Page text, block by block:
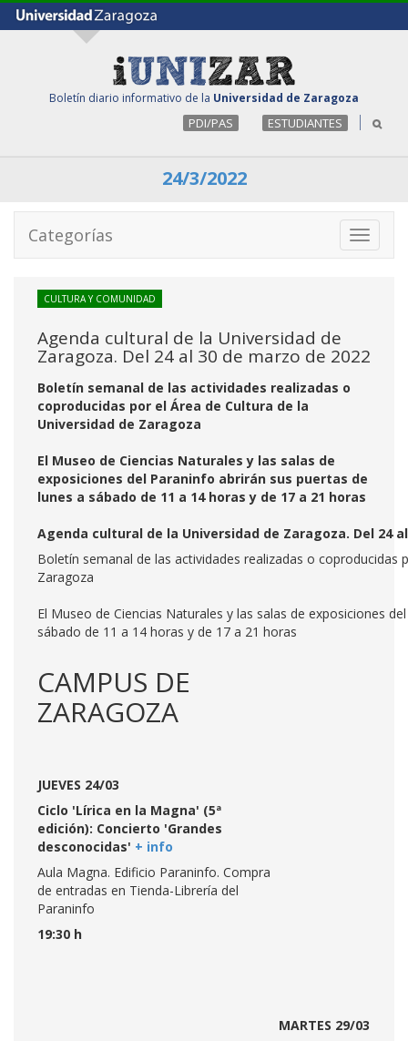
Boletín diario informativo de la Universidad de Zaragoza
PDI/PAS ESTUDIANTES
24/3/2022
Toggle
Categorías
CULTURA Y COMUNIDAD
Agenda cultural de la Universidad de
Zaragoza. Del 24 al 30 de marzo de 2022
Boletín semanal de las actividades realizadas o
coproducidas por el Área de Cultura de la
Universidad de Zaragoza
El Museo de Ciencias Naturales y las salas de
exposiciones del Paraninfo abrirán sus puertas de
lunes a sábado de 11 a 14 horas y de 17 a 21 horas
Agenda cultural de la Universidad de Zaragoza. Del 24
Boletín semanal de las actividades realizadas o coproducidas
Zaragoza
El Museo de Ciencias Naturales y las salas de exposiciones
sábado de 11 a 14 horas y de 17 a 21 horas
CAMPUS DE
ZARAGOZA
JUEVES 24/03
Ciclo 'Lírica en la Magna' (5ª
edición): Concierto 'Grandes
desconocidas' + info
Aula Magna. Edificio Paraninfo. Compra
de entradas en Tienda-Librería del
Paraninfo
19:30 h
MARTES 29/03